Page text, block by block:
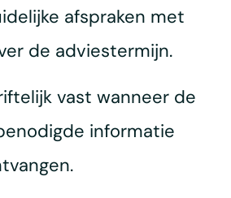
afspraken met
de adviestermijn.
vast wanneer de
informatie